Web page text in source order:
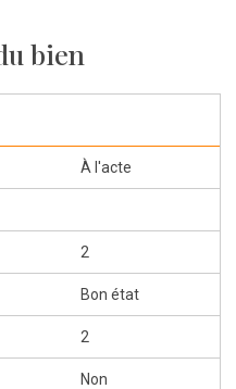
bien
À l'acte
2
Bon état
2
Non